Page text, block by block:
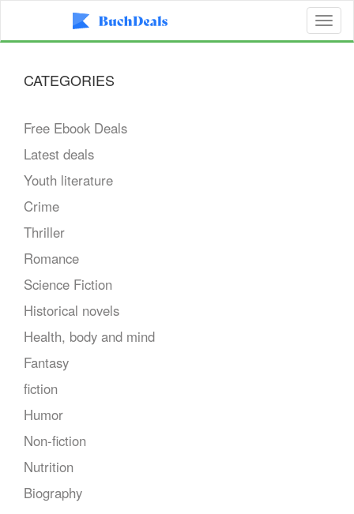
CATEGORIES
Free Ebook Deals
Latest deals
Youth literature
Crime
Thriller
Romance
Science Fiction
Historical novels
Health, body and mind
Fantasy
fiction
Humor
Non-fiction
Nutrition
Biography